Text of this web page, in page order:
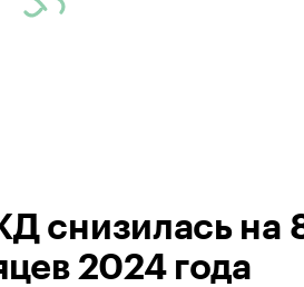
снизилась на
2024 года